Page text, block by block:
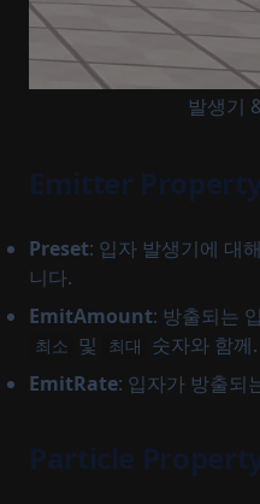
발생기
Emitter
Preset: 입자 발생기에 대
니다.
EmitAmount: 방출되는
최소 및 최대
숫자와 함께.
EmitRate: 입자가 방출되
Particle